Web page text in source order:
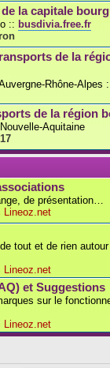
la capitale
:: busdivia.free.fr
de la
Rhône-Alpes
de la région
Aquitaine
de présentation…
Lineoz.net
tout et de rien
Lineoz.net
et Suggestions
sur le
Lineoz.net